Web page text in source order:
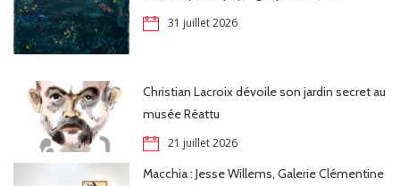
31 juillet 2026
Christian Lacroix dévoile son jardin secret au
musée Réattu
21 juillet 2026
Macchia : Jesse Willems, Galerie Clémentine